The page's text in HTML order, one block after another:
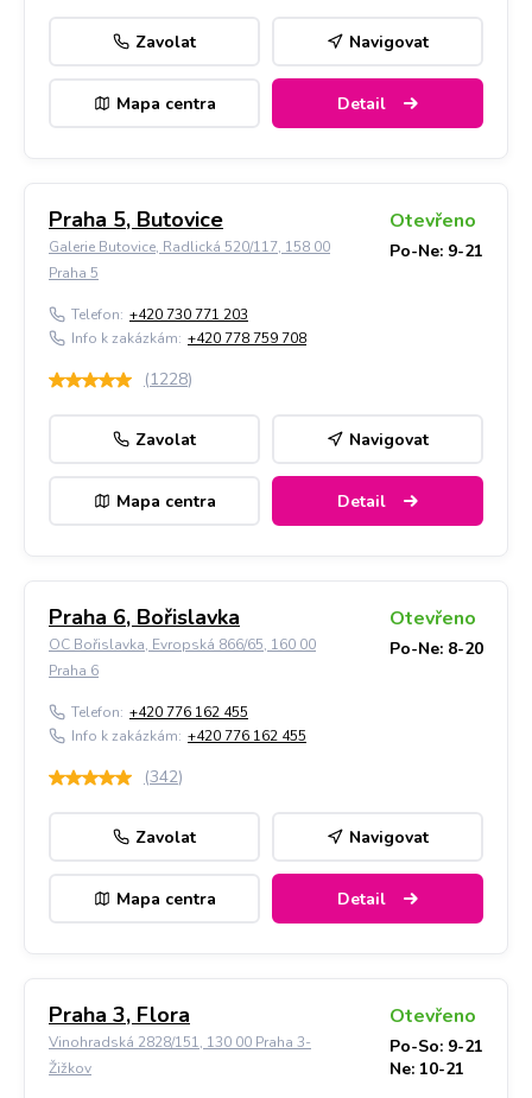
Zavolat Navigovat
Mapa centra Detail
Praha 5, Butovice
Galerie Butovice, Radlická 520/117, 158 00
Praha 5
Otevřeno
Po-Ne: 9-21
Telefon: +420 730 771 203
Info k zakázkám: +420 778 759 708
(1228)
Zavolat Navigovat
Mapa centra Detail
Praha 6, Bořislavka
OC Bořislavka, Evropská 866/65, 160 00
Praha 6
Otevřeno
Po-Ne: 8-20
Telefon: +420 776 162 455
Info k zakázkám: +420 776 162 455
(342)
Zavolat Navigovat
Mapa centra Detail
Praha 3, Flora
Vinohradská 2828/151, 130 00 Praha 3-
Žižkov
Otevřeno
Po-So: 9-21
Ne: 10-21